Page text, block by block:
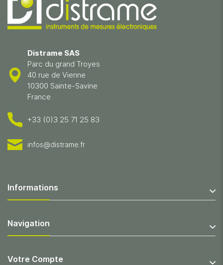
Distrame SAS
Parc du grand Troyes
40 rue de Vienne
10300 Sainte-Savine
France
+33 (0)3 25 71 25 83
infos@distrame.fr
Informations
Navigation
Votre Compte